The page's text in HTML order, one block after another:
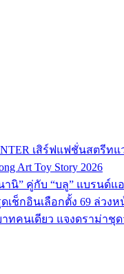
เสิร์ฟแฟชั่นสต
Art Toy Story 2026
นิ” คู่กับ “บลู” แบรนด์แ
ช็กอินเลือกตั้ง 69 ล่วง
ทคนเดียว แจงดราม่าชุ